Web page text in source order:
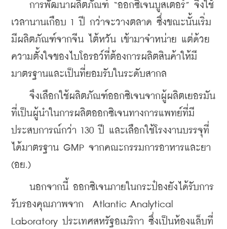
การพัฒนาผลิตภัณฑ์ “ออกซิเจนบูสเตอร์” จึงใช้
เวลานานเกือบ 1 ปี กว่าจะวางตลาด ซึ่งขณะนั้นเริ่ม
มีผลิตภัณฑ์จากจีน ไต้หวัน เข้ามาจำหน่าย แต่ด้วย
ความตั้งใจของไบโอรอว์ที่ต้องการผลิตสินค้าให้มี
มาตรฐานและเป็นที่ยอมรับในระดับสากล
จึงเลือกใช้ผลิตภัณฑ์ออกซิเจนจากผู้ผลิตเยอรมัน
ที่เป็นผู้นำในการผลิตออกซิเจนทางการแพทย์ที่มี
ประสบการณ์กว่า 130 ปี และเลือกใช้โรงงานบรรจุที่
ได้มาตรฐาน GMP จากคณะกรรมการอาหารและยา
(อย.)
นอกจากนี้ ออกซิเจนภายในกระป๋องยังได้รับการ
รับรองคุณภาพจาก  Atlantic Analytical
Laboratory ประเทศสหรัฐอเมริกา ซึ่งเป็นห้องแล็บที่